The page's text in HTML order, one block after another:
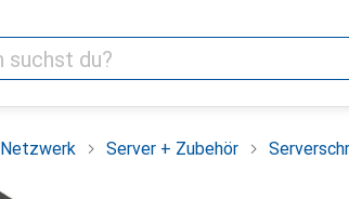
Netzwerk Server + Zubehör